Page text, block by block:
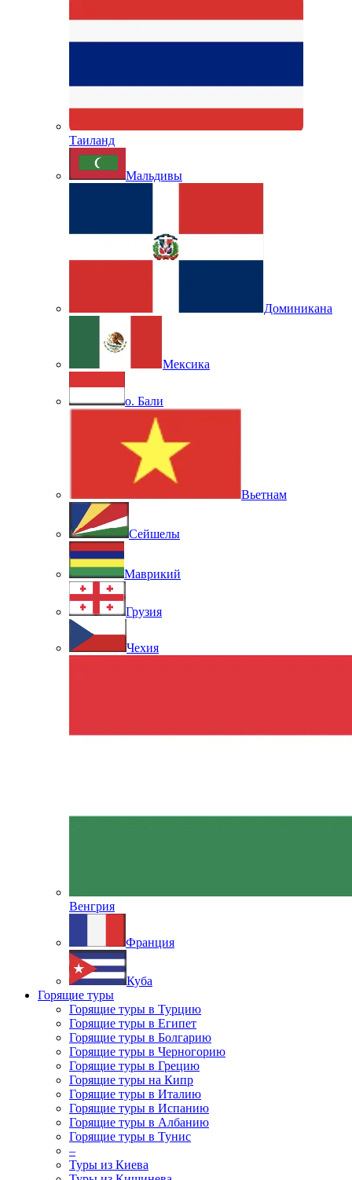
Таиланд
Мальдивы
Доминикана
Мексика
о. Бали
Вьетнам
Сейшелы
Маврикий
Грузия
Чехия
Венгрия
Франция
Куба
Горящие туры
Горящие туры в Турцию
Горящие туры в Египет
Горящие туры в Болгарию
Горящие туры в Черногорию
Горящие туры в Грецию
Горящие туры на Кипр
Горящие туры в Италию
Горящие туры в Испанию
Горящие туры в Албанию
Горящие туры в Тунис
–
Туры из Киева